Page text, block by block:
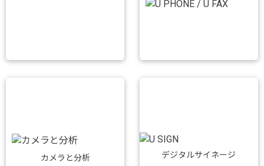
カメラと分析 デジタルサイネージ